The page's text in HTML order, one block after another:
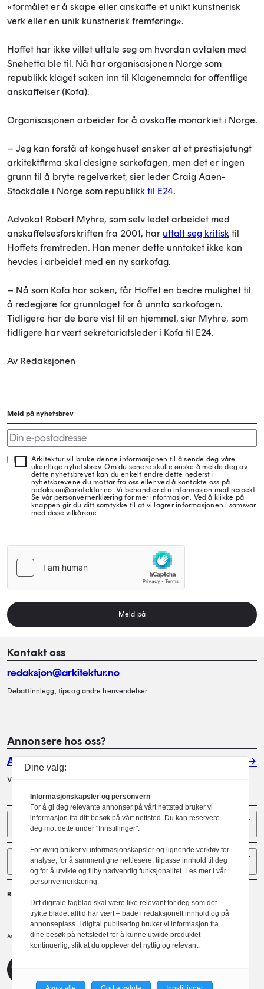
«formålet er å skape eller anskaffe et unikt kunstnerisk
verk eller en unik kunstnerisk fremføring».
Hoffet har ikke villet uttale seg om hvordan avtalen med
Snøhetta ble til. Nå har organisasjonen Norge som
republikk klaget saken inn til Klagenemnda for offentlige
anskaffelser (Kofa).
Organisasjonen arbeider for å avskaffe monarkiet i Norge.
– Jeg kan forstå at kongehuset ønsker at et prestisjetungt
arkitektfirma skal designe sarkofagen, men det er ingen
grunn til å bryte regelverket, sier leder Craig Aaen-
Stockdale i Norge som republikk til E24.
Advokat Robert Myhre, som selv ledet arbeidet med
anskaffelsesforskriften fra 2001, har uttalt seg kritisk til
Hoffets fremtreden. Han mener dette unntaket ikke kan
hevdes i arbeidet med en ny sarkofag.
– Nå som Kofa har saken, får Hoffet en bedre mulighet til
å redegjøre for grunnlaget for å unnta sarkofagen.
Tidligere har de bare vist til en hjemmel, sier Myhre, som
tidligere har vært sekretariatsleder i Kofa til E24.
Av Redaksjonen
Meld på nyhetsbrev
Arkitektur vil bruke denne informasjonen til å sende deg våre
ukentlige nyhetsbrev. Om du senere skulle ønske å melde deg av
dette nyhetsbrevet kan du enkelt endre dette nederst i
nyhetsbrevene du mottar fra oss eller ved å kontakte oss på
redaksjon@arkitektur.no. Vi behandler din informasjon med respekt.
Se vår personvernerklæring for mer informasjon. Ved å klikke på
knappen gir du ditt samtykke til at vi lagrer informasjonen i samsvar
med disse vilkårene.
Meld på
Kontakt oss
redaksjon@arkitektur.no
Debattinnlegg, tips og andre henvendelser.
Annonsere hos oss?
Annonser
Vil du annonsere i Arkitektur? Les mer her.
Sider
Følg oss
Redaktør
Gaute Brochmann
Arkitektur er et tidsskrift utgitt avNorske arkitekters landsforbund.
NAL
Dine valg:
Informasjonskapsler og personvern
For å gi deg relevante annonser på vårt nettsted bruker vi
informasjon fra ditt besøk på vårt nettsted. Du kan reservere
deg mot dette under "Innstillinger".
For øvrig bruker vi informasjonskapsler og lignende verktøy for
analyse, for å sammenligne nettlesere, tilpasse innhold til deg
og for å utvikle og tilby nødvendig funksjonalitet. Les mer i vår
personvernerklæring.
Ditt digitale fagblad skal være like relevant for deg som det
trykte bladet alltid har vært – bade i redaksjonelt innhold og på
annonseplass. I digital publisering bruker vi informasjon fra
dine besøk på nettstedet for å kunne utvikle produktet
kontinuerlig, slik at du opplever det nyttig og relevant.